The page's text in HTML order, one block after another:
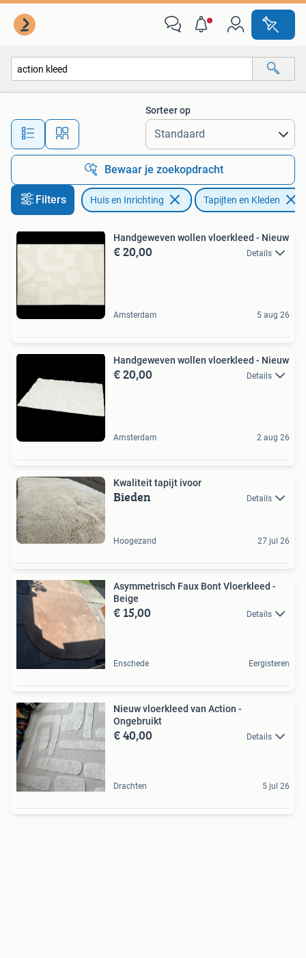
Alle afstanden…
Sorteer op
Bewaar je zoekopdracht
Filters Huis en Inrichting Tapijten en Kleden
Handgeweven wollen vloerkleed - Nieuw
€ 20,00 Details
Amsterdam 5 aug 26
Handgeweven wollen vloerkleed - Nieuw
€ 20,00 Details
Amsterdam 2 aug 26
Kwaliteit tapijt ivoor
Bieden Details
Hoogezand 27 jul 26
Asymmetrisch Faux Bont Vloerkleed -
Beige
€ 15,00 Details
Enschede Eergisteren
Nieuw vloerkleed van Action -
Ongebruikt
€ 40,00 Details
Drachten 5 jul 26